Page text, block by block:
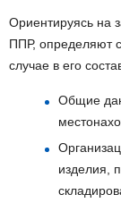
Ориентируясь на
ППР, определяют
случае в его
Общие
изделия,